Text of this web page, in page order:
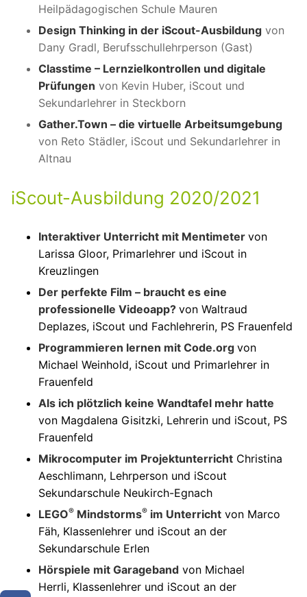
Heilpädagogischen Schule Mauren
Design Thinking in der iScout-Ausbildung von
Dany Gradl, Berufsschullehrperson (Gast)
Classtime – Lernzielkontrollen und digitale
Prüfungen von Kevin Huber, iScout und
Sekundarlehrer in Steckborn
Gather.Town – die virtuelle Arbeitsumgebung
von Reto Städler, iScout und Sekundarlehrer in
Altnau
iScout-Ausbildung 2020/2021
Interaktiver Unterricht mit Mentimeter von
Larissa Gloor, Primarlehrer und iScout in
Kreuzlingen
Der perfekte Film – braucht es eine
professionelle Videoapp? von Waltraud
Deplazes, iScout und Fachlehrerin, PS Frauenfeld
Programmieren lernen mit Code.org von
Michael Weinhold, iScout und Primarlehrer in
Frauenfeld
Als ich plötzlich keine Wandtafel mehr hatte
von Magdalena Gisitzki, Lehrerin und iScout, PS
Frauenfeld
Mikrocomputer im Projektunterricht Christina
Aeschlimann, Lehrperson und iScout
Sekundarschule Neukirch-Egnach
LEGO® Mindstorms® im Unterricht von Marco
Fäh, Klassenlehrer und iScout an der
Sekundarschule Erlen
Hörspiele mit Garageband von Michael
Herrli, Klassenlehrer und iScout an der